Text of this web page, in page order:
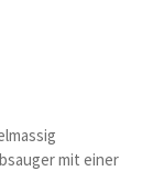
mit einer